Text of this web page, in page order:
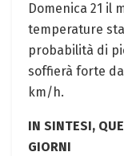
Domenica 21 il
temperature
probabilità di
soffierà forte
km/h.
IN SINTESI,
GIORNI